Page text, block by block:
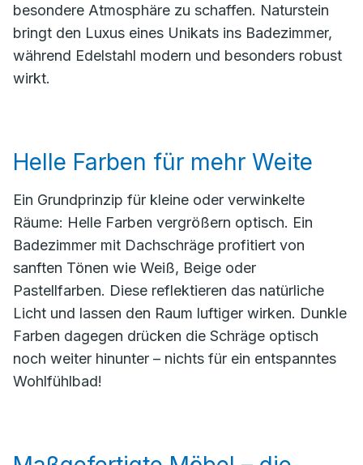
besondere Atmosphäre zu schaffen. Naturstein
bringt den Luxus eines Unikats ins Badezimmer,
während Edelstahl modern und besonders robust
wirkt.
Helle Farben für mehr Weite
Ein Grundprinzip für kleine oder verwinkelte
Räume: Helle Farben vergrößern optisch. Ein
Badezimmer mit Dachschräge profitiert von
sanften Tönen wie Weiß, Beige oder
Pastellfarben. Diese reflektieren das natürliche
Licht und lassen den Raum luftiger wirken. Dunkle
Farben dagegen drücken die Schräge optisch
noch weiter hinunter – nichts für ein entspanntes
Wohlfühlbad!